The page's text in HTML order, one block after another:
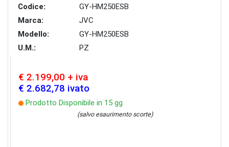
Codice:
GY-HM250ESB
Marca:
JVC
Modello:
GY-HM250ESB
U.M.:
PZ
€ 2.199,00 + iva
€ 2.682,78 ivato
Prodotto Disponibile in 15 gg
(salvo esaurimento scorte)